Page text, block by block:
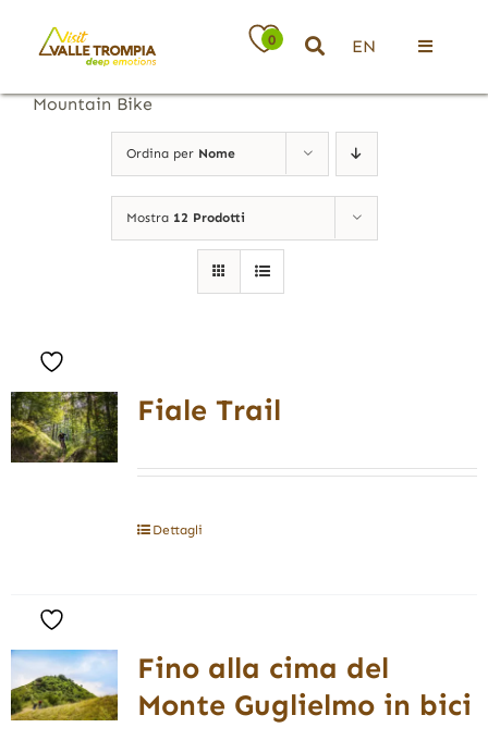
contenuto
0 EN
Toggle
Eventi
Mountain Bike
Ordina per Nome
Mostra 12 Prodotti
Fiale Trail
Dettagli
Fino alla cima del
Monte Guglielmo in bici